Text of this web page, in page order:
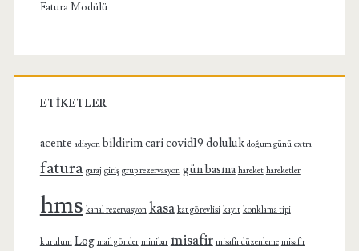
Fatura Modülü
ETIKETLER
acente adisyon bildirimcaricovid19 doluluk doğum günü extra
fatura garaj giriş grup rezervasyon gün basma hareket hareketler
hms kanal rezervasyon kasa kat görevlisi kayıt konklama tipi
kurulum Log mail gönder minibar misafir misafir düzenleme misafir